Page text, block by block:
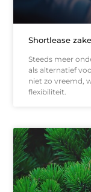
Shortlease
Steeds meer
als alternatief
niet zo vreemd,
flexibiliteit.